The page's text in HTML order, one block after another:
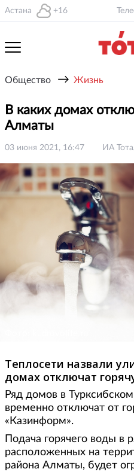
Астана +16
Общество → Жизнь
В каких домах
Алматы
03 июня 2021, 16:47 ИА
Теплосети назвали
домах отключат
Ряд домов в
временно отключат от
«Казинформ».
Подача горячего воды
расположенных на
района Алматы, будет